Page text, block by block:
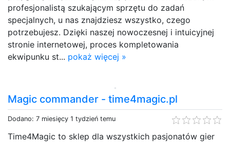
profesjonalistą szukającym sprzętu do zadań
specjalnych, u nas znajdziesz wszystko, czego
potrzebujesz. Dzięki naszej nowoczesnej i intuicyjnej
stronie internetowej, proces kompletowania
ekwipunku st... pokaż więcej »
Magic commander - time4magic.pl
Dodano: 7 miesięcy 1 tydzień temu
Time4Magic to sklep dla wszystkich pasjonatów gier